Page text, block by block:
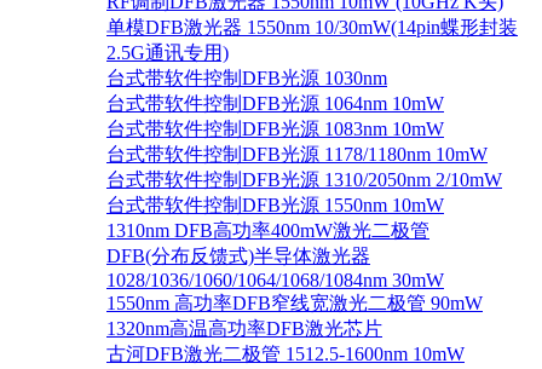
单模DFB激光器 1550nm 10/30mW(14pin蝶形封装
2.5G通讯专用)
台式带软件控制DFB光源 1030nm
台式带软件控制DFB光源 1064nm 10mW
台式带软件控制DFB光源 1083nm 10mW
台式带软件控制DFB光源 1178/1180nm 10mW
台式带软件控制DFB光源 1310/2050nm 2/10mW
台式带软件控制DFB光源 1550nm 10mW
1310nm DFB高功率400mW激光二极管
DFB(分布反馈式)半导体激光器
1028/1036/1060/1064/1068/1084nm 30mW
1550nm 高功率DFB窄线宽激光二极管 90mW
1320nm高温高功率DFB激光芯片
古河DFB激光二极管 1512.5-1600nm 10mW